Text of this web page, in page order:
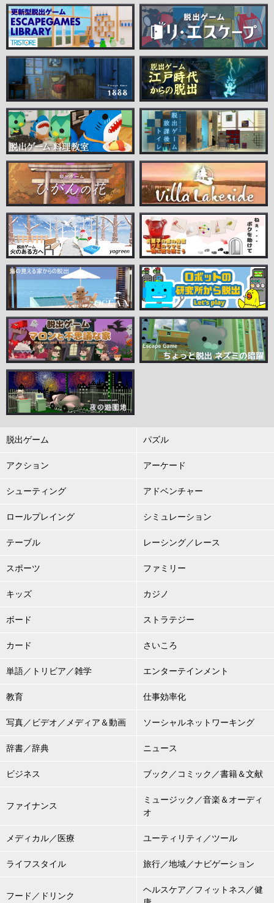
脱出ゲーム パズル
アクション アーケード
シューティング アドベンチャー
ロールプレイング シミュレーション
テーブル レーシング／レース
スポーツ ファミリー
キッズ カジノ
ボード ストラテジー
カード さいころ
単語／トリビア／雑学 エンターテインメント
教育 仕事効率化
写真／ビデオ／メディア＆動画 ソーシャルネットワーキング
辞書／辞典 ニュース
ビジネス ブック／コミック／書籍＆文献
ファイナンス
ミュージック／音楽＆オーディ
オ
メディカル／医療 ユーティリティ／ツール
ライフスタイル 旅行／地域／ナビゲーション
フード／ドリンク
ヘルスケア／フィットネス／健